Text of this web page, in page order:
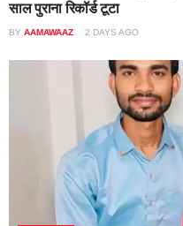
साल पुराना रिकॉर्ड टूटा
BY AAMAWAAZ 2 DAYS AGO